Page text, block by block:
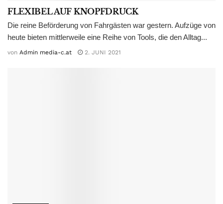
FLEXIBEL AUF KNOPFDRUCK
Die reine Beförderung von Fahrgästen war gestern. Aufzüge von
heute bieten mittlerweile eine Reihe von Tools, die den Alltag...
von Admin media-c.at 2. JUNI 2021